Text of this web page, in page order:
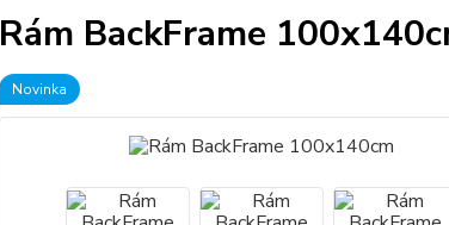
Rám BackFrame
Novinka